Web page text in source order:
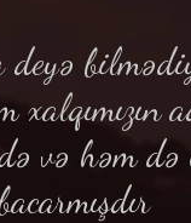
deyə
və həm də